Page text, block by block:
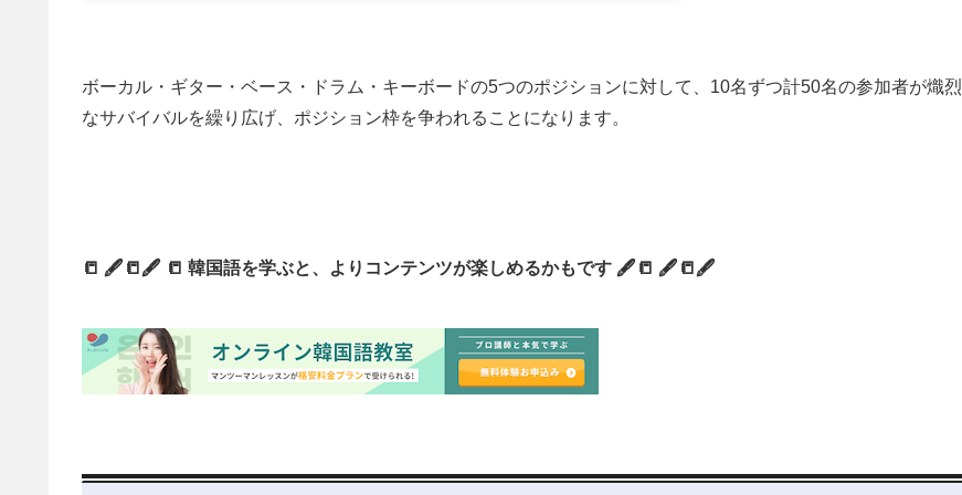
ボーカル・ギター・ベース・ドラム・キーボードの5つのポジションに対して、10名ずつ計50名の参加者が熾烈
なサバイバルを繰り広げ、ポジション枠を争われることになります。
📒 🖋📒🖋 📒 韓国語を学ぶと、よりコンテンツが楽しめるかもです 🖋📒 🖋📒🖋